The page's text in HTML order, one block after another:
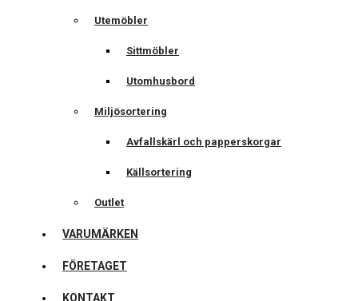
Utemöbler
Sittmöbler
Utomhusbord
Miljösortering
Avfallskärl och papperskorgar
Källsortering
Outlet
VARUMÄRKEN
FÖRETAGET
KONTAKT